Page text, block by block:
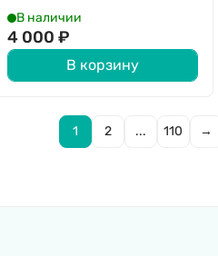
В наличии
4 000 ₽
В корзину
1 2 ... 110 →